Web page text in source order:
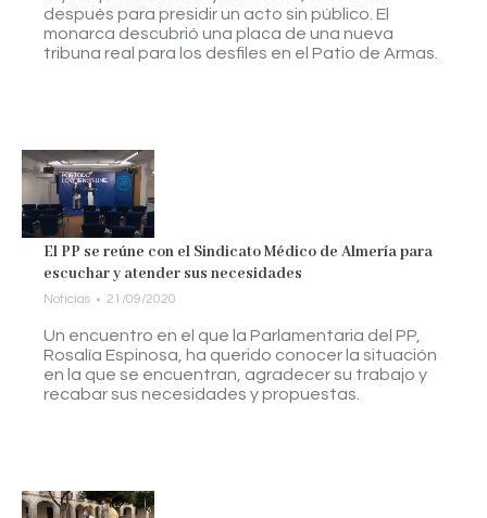
después para presidir un acto sin público. El
monarca descubrió una placa de una nueva
tribuna real para los desfiles en el Patio de Armas.
El PP se reúne con el Sindicato Médico de Almería para
escuchar y atender sus necesidades
Noticias 21/09/2020
Un encuentro en el que la Parlamentaria del PP,
Rosalía Espinosa, ha querido conocer la situación
en la que se encuentran, agradecer su trabajo y
recabar sus necesidades y propuestas.